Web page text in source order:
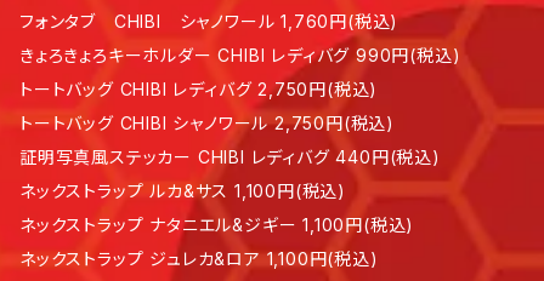
フォンタブ CHIBI シャノワール 1,760円(税込)
きょろきょろキーホルダー CHIBI レディバグ 990円(税込)
トートバッグ CHIBI レディバグ 2,750円(税込)
トートバッグ CHIBI シャノワール 2,750円(税込)
証明写真風ステッカー CHIBI レディバグ 440円(税込)
ネックストラップ ルカ&サス 1,100円(税込)
ネックストラップ ナタニエル&ジギー 1,100円(税込)
ネックストラップ ジュレカ&ロア 1,100円(税込)